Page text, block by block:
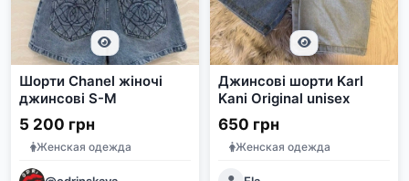
Шорти Chanel жіночі
джинсові S-M
5 200 грн
Женская одежда
Джинсові шорти Karl
Kani Original unisex
650 грн
Женская одежда